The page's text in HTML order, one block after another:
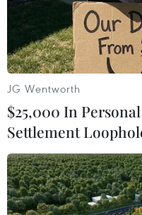
#Tuyên Quang #Đuối
JG Wentworth
$25,000 In
Settlement